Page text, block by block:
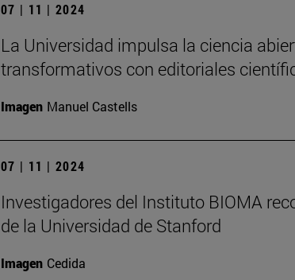
07 | 11 | 2024
La Universidad impulsa la ciencia
transformativos con editoriales
Imagen Manuel Castells
07 | 11 | 2024
Investigadores del Instituto BIOMA
de la Universidad de Stanford
Imagen Cedida